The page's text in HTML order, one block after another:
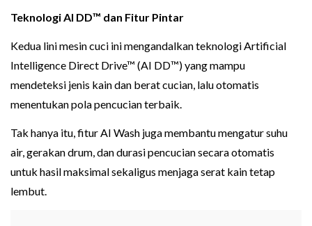
Teknologi AI DD™ dan Fitur Pintar
Kedua lini mesin cuci ini mengandalkan teknologi Artificial
Intelligence Direct Drive™ (AI DD™) yang mampu
mendeteksi jenis kain dan berat cucian, lalu otomatis
menentukan pola pencucian terbaik.
Tak hanya itu, fitur AI Wash juga membantu mengatur suhu
air, gerakan drum, dan durasi pencucian secara otomatis
untuk hasil maksimal sekaligus menjaga serat kain tetap
lembut.